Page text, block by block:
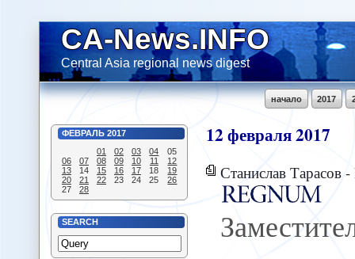
CA-News.INFO
Central Asia regional news digest
2017
начало
ФЕВРАЛЬ 2017
01
02 03 04
05
06
07 08 09 10 11
12
13
14 15 16 17 18
19
20
21 22 23 24 25
26
27
28
SEARCH
12февраля2017
Станислав Тарасов -